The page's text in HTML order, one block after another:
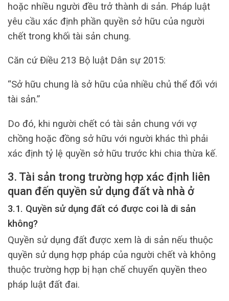
hoặc nhiều người đều trở thành di sản. Pháp luật
yêu cầu xác định phần quyền sở hữu của người
chết trong khối tài sản chung.
Căn cứ Điều 213 Bộ luật Dân sự 2015:
“Sở hữu chung là sở hữu của nhiều chủ thể đối với
tài sản.”
Do đó, khi người chết có tài sản chung với vợ
chồng hoặc đồng sở hữu với người khác thì phải
xác định tỷ lệ quyền sở hữu trước khi chia thừa kế.
3. Tài sản trong trường hợp xác định liên
quan đến quyền sử dụng đất và nhà ở
3.1. Quyền sử dụng đất có được coi là di sản
không?
Quyền sử dụng đất được xem là di sản nếu thuộc
quyền sử dụng hợp pháp của người chết và không
thuộc trường hợp bị hạn chế chuyển quyền theo
pháp luật đất đai.